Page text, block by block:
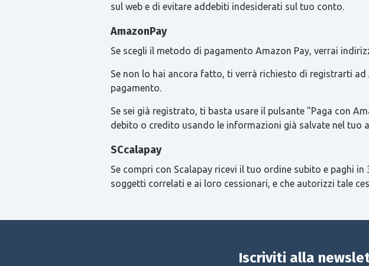
sul web e di evitare addebiti indesiderati sul tuo conto.
AmazonPay
Se scegli il metodo di pagamento Amazon Pay, verrai
Se non lo hai ancora fatto, ti verrà richiesto di registrarti
pagamento.
Se sei già registrato, ti basta usare il pulsante "Paga con
debito o credito usando le informazioni già salvate nel tuo
SCcalapay
Se compri con Scalapay ricevi il tuo ordine subito e paghi in
soggetti correlati e ai loro cessionari, e che autorizzi tale
Iscriviti alla